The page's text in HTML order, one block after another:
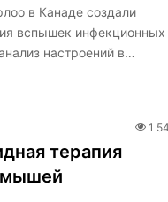
в Канаде создали
вспышек инфекционных
настроений в…
1
терапия
мышей